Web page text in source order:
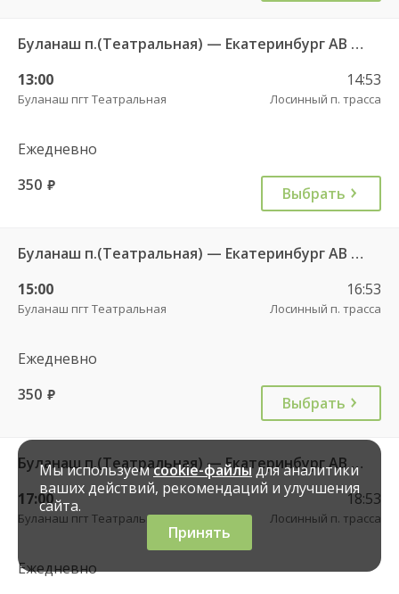
Буланаш п.(Театральная) — Екатеринбург АВ Северный 523
13:00
Буланаш пгт Театральная
14:53
Лосинный п. трасса
Ежедневно
350 руб. Выбрать
Буланаш п.(Театральная) — Екатеринбург АВ Северный 523
15:00
Буланаш пгт Театральная
16:53
Лосинный п. трасса
Ежедневно
350 руб. Выбрать
Буланаш п.(Театральная) — Екатеринбург АВ Северный 523
17:00
Буланаш пгт Театральная
18:53
Лосинный п. трасса
Ежедневно
Мы используемcookie-файлыдля аналитики
ваших действий, рекомендаций и улучшения
сайта.
Принять